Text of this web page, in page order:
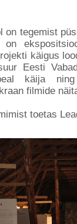
on tegemist
on
käigus
Eesti
käija
filmide
toetas